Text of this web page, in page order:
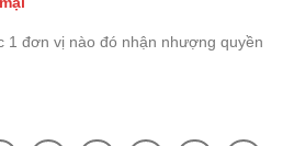
1 đơn vị nào đó nhận nhượng quyền